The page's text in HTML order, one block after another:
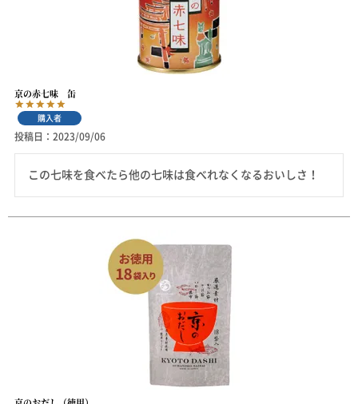
京の赤七味 缶
購入者
投稿日 2023/09/06
この七味を食べたら他の七味は食べれなくなるおいしさ！